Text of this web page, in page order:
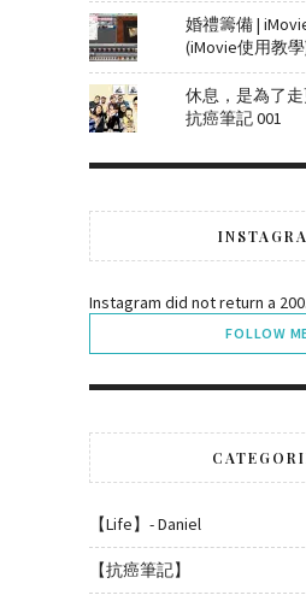
婚禮籌備 |
(iMovie使用教
休息，是為了走
抗癌筆記 001
Instagram did not return a 200.
FOLLOW
【Life】- Daniel
【抗癌筆記】